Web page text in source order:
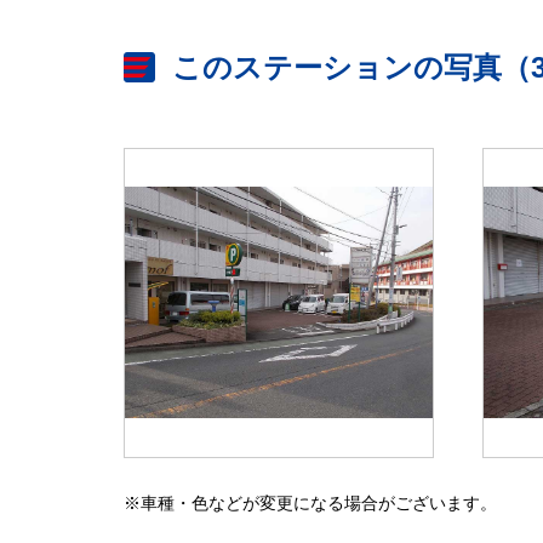
このステーションの写真（
※車種・色などが変更になる場合がございます。